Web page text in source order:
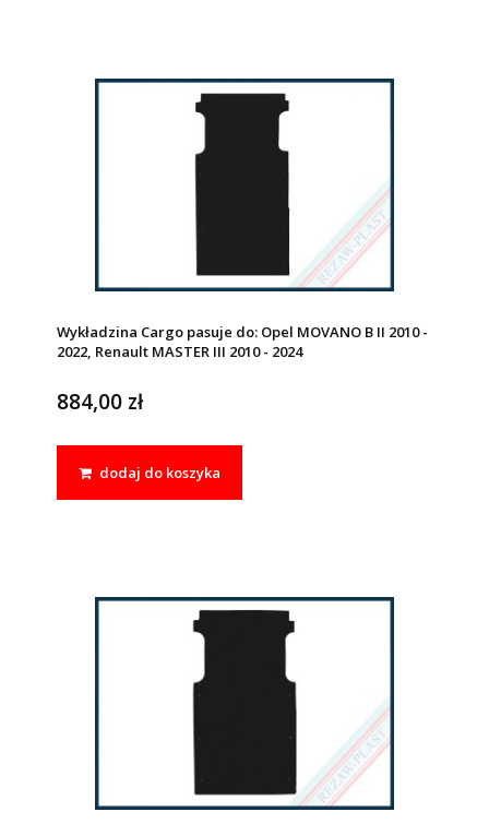
Wykładzina Cargo pasuje do: Opel MOVANO B II 2010 -
2022, Renault MASTER III 2010 - 2024
884,00 zł
dodaj do koszyka